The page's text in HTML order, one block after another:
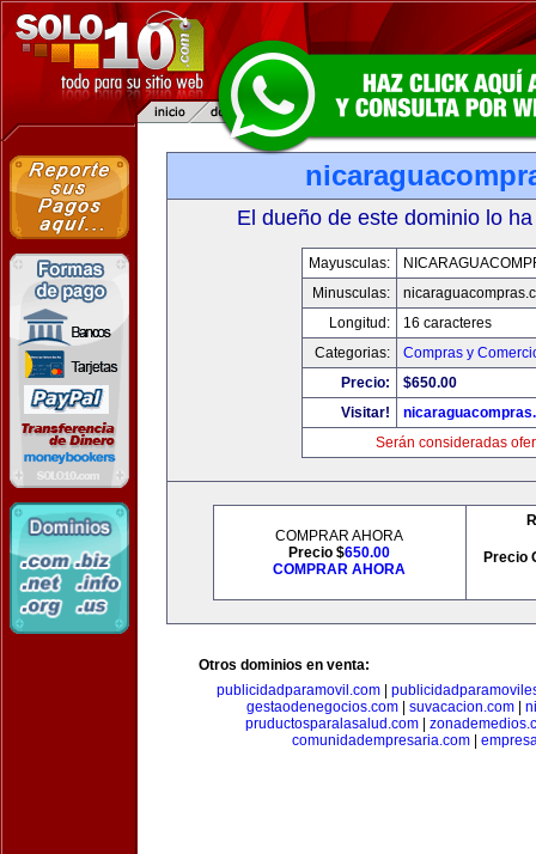
El dueño de este dominio lo
Mayusculas:
Minusculas:
Longitud:
16 caracteres
Categorias:
Compras y
Precio:
$650.00
Visitar!
Serán consideradas
COMPRAR AHORA
Precio $650.00
COMPRAR AHORA
Precio
Otros dominios en venta:
publicidadparamovil.com
gestaodenegocios.com| suvacacion.com|
pruductosparalasalud.com|
comunidadempresaria.com|